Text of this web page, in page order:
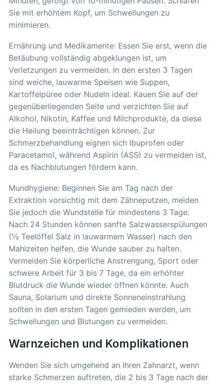
Sie mit erhöhtem Kopf, um Schwellungen zu
minimieren.
Ernährung und Medikamente: Essen Sie erst, wenn die
Betäubung vollständig abgeklungen ist, um
Verletzungen zu vermeiden. In den ersten 3 Tagen
sind weiche, lauwarme Speisen wie Suppen,
Kartoffelpüree oder Nudeln ideal. Kauen Sie auf der
gegenüberliegenden Seite und verzichten Sie auf
Alkohol, Nikotin, Kaffee und Milchprodukte, da diese
die Heilung beeinträchtigen können. Zur
Schmerzbehandlung eignen sich Ibuprofen oder
Paracetamol, während Aspirin (ASS) zu vermeiden ist,
da es Nachblutungen fördern kann.
Mundhygiene: Beginnen Sie am Tag nach der
Extraktion vorsichtig mit dem Zähneputzen, meiden
Sie jedoch die Wundstelle für mindestens 3 Tage.
Nach 24 Stunden können sanfte Salzwasserspülungen
(½ Teelöffel Salz in lauwarmem Wasser) nach den
Mahlzeiten helfen, die Wunde sauber zu halten.
Vermeiden Sie körperliche Anstrengung, Sport oder
schwere Arbeit für 3 bis 7 Tage, da ein erhöhter
Blutdruck die Wunde wieder öffnen könnte. Auch
Sauna, Solarium und direkte Sonneneinstrahlung
sollten in den ersten Tagen gemieden werden, um
Schwellungen und Blutungen zu vermeiden.
Warnzeichen und Komplikationen
Wenden Sie sich umgehend an Ihren Zahnarzt, wenn
starke Schmerzen auftreten, die 2 bis 3 Tage nach der